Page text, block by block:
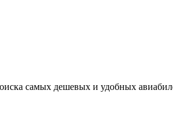
самых дешевых и удобных